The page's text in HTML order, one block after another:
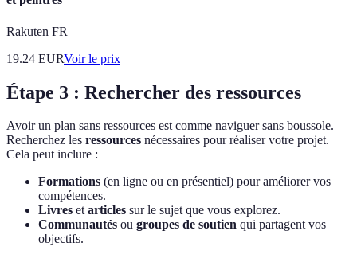
Rakuten FR
19.24 EURVoir le prix
Étape 3 : Rechercher des ressources
Avoir un plan sans ressources est comme naviguer sans boussole.
Recherchez les ressources nécessaires pour réaliser votre projet.
Cela peut inclure :
Formations (en ligne ou en présentiel) pour améliorer vos
compétences.
Livres etarticles sur le sujet que vous explorez.
Communautés ou groupes de soutien qui partagent vos
objectifs.